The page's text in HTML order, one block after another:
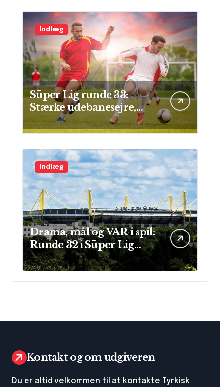
Indlæg
Süper Lig runde 33:
Stærke udebanesejre,
mål i flok og sikre clean
sheets
Indlæg
Drama, mål og VAR i spil:
Runde 32 i Süper Lig
leverede store
præstationer og sene
afgørelser
Kontakt og om udgiveren
Du er altid velkommen til at kontakte Tyrkisk